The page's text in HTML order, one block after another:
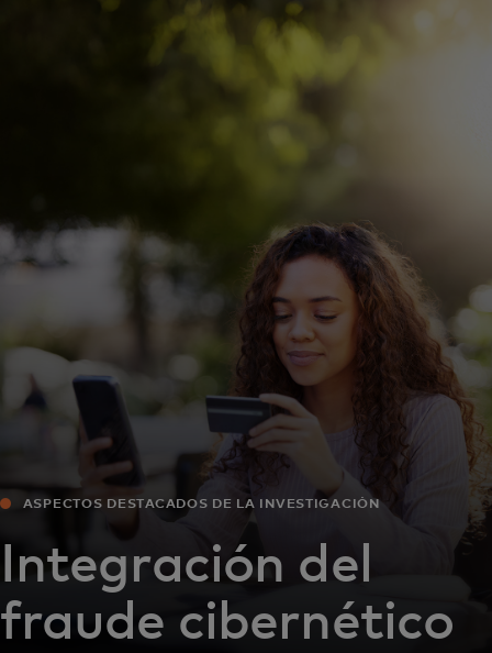
Para innovadores
Noticias y tendencias
ASPECTOS DESTACADOS DE LA INVESTIGACIÓN
Integración del
fraude cibernético